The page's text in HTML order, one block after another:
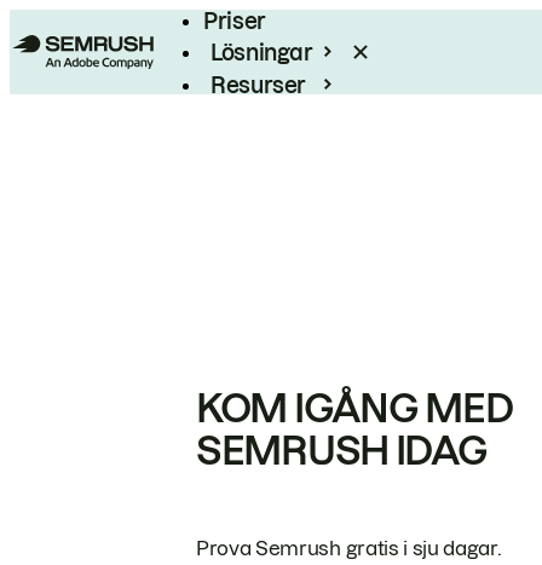
Priser
Lösningar
Resurser
KOM IGÅNG MED
SEMRUSH IDAG
Prova Semrush gratis i sju dagar.